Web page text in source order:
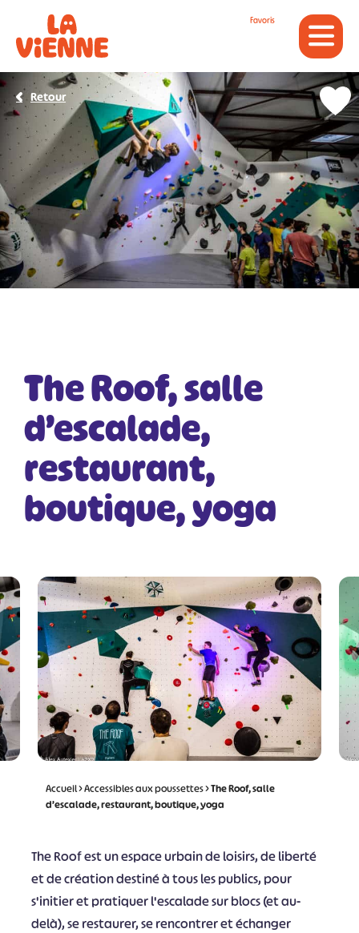
Favoris
The Roof, salle
d’escalade,
restaurant,
boutique, yoga
© Alex Autexier - A2X2
Retour
Accueil>Accessibles aux poussettes>The Roof, salle
d’escalade, restaurant, boutique, yoga
The Roof est un espace urbain de loisirs, de liberté
et de création destiné à tous les publics, pour
s'initier et pratiquer l'escalade sur blocs (et au-
delà), se restaurer, se rencontrer et échanger